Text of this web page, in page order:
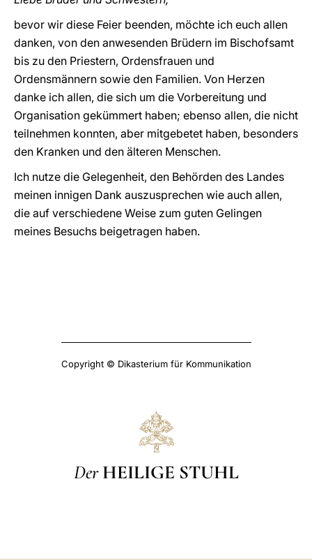
bevor wir diese Feier beenden, möchte ich euch allen
danken, von den anwesenden Brüdern im Bischofsamt
bis zu den Priestern, Ordensfrauen und
Ordensmännern sowie den Familien. Von Herzen
danke ich allen, die sich um die Vorbereitung und
Organisation gekümmert haben; ebenso allen, die nicht
teilnehmen konnten, aber mitgebetet haben, besonders
den Kranken und den älteren Menschen.
Ich nutze die Gelegenheit, den Behörden des Landes
meinen innigen Dank auszusprechen wie auch allen,
die auf verschiedene Weise zum guten Gelingen
meines Besuchs beigetragen haben.
Copyright © Dikasterium für Kommunikation
Der HEILIGE STUHL